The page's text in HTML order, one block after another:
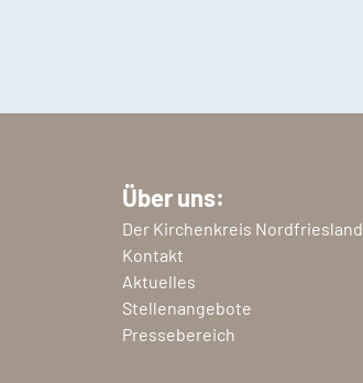
Über uns:
Der Kirchenkreis Nordfriesland
Kontakt
Aktuelles
Stellenangebote
Pressebereich